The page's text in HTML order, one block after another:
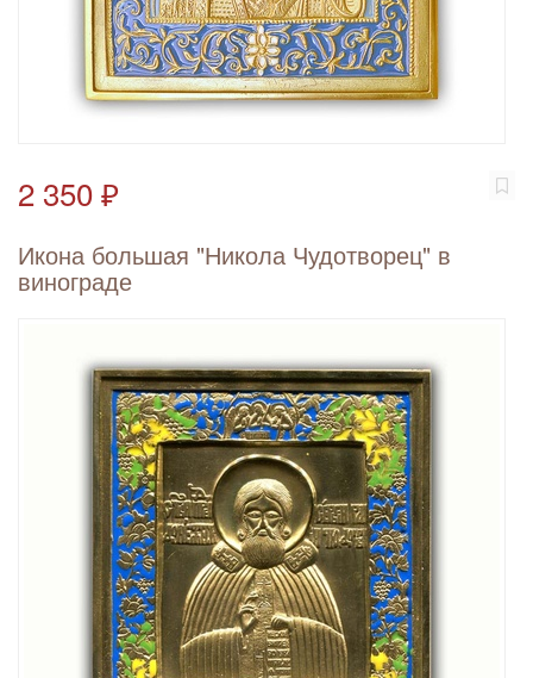
2 350 ₽
Икона большая "Никола Чудотворец" в
винограде